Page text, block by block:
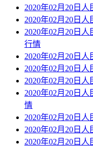
2020年02月20日
2020年02月20日
2020年02月20日
行情
2020年02月20日
2020年02月20日
2020年02月20日
2020年02月20日
情
2020年02月20日
2020年02月20日
2020年02月20日